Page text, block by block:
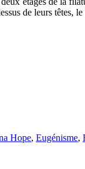
de leurs têtes,
Hope, Eugénisme,